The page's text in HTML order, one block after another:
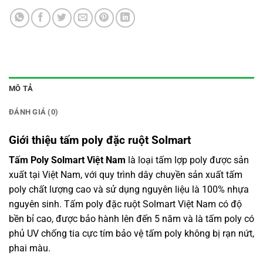
MÔ TẢ
ĐÁNH GIÁ (0)
Giới thiệu tấm poly đặc ruột Solmart
Tấm Poly Solmart Việt Nam là loại tấm lợp poly được sản
xuất tại Việt Nam, với quy trình dây chuyền sản xuất tấm
poly chất lượng cao và sử dụng nguyên liệu là 100% nhựa
nguyên sinh. Tấm poly đặc ruột Solmart Việt Nam có độ
bền bỉ cao, được bảo hành lên đến 5 năm và là tấm poly có
phủ UV chống tia cực tím bảo vệ tấm poly không bị rạn nứt,
phai màu.